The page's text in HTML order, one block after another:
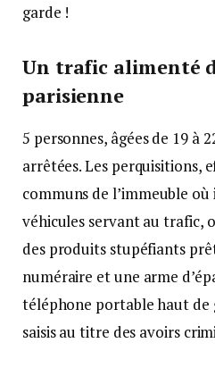
garde !
Un trafic alimenté
parisienne
5 personnes, âgées de 19 à
arrêtées. Les perquisitions,
communs de l’immeuble
véhicules servant au trafic,
des produits stupéfiants
numéraire et une arme
téléphone portable haut de
saisis au titre des avoirs